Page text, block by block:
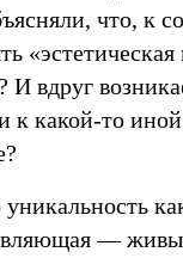
что, к
И вдруг
к какой-то
—